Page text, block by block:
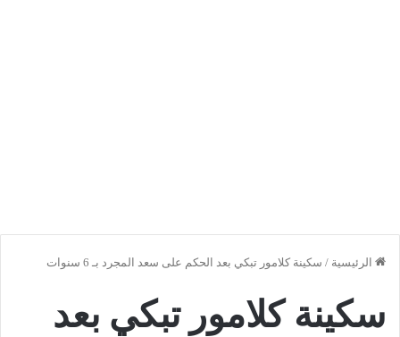
الرئيسية / سكينة كلامور تبكي بعد الحكم على سعد المجرد بـ 6 سنوات
سكينة كلامور تبكي بعد